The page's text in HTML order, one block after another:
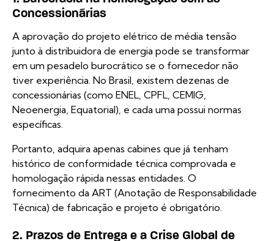
Concessionárias
A aprovação do projeto elétrico de média tensão
junto à distribuidora de energia pode se transformar
em um pesadelo burocrático se o fornecedor não
tiver experiência. No Brasil, existem dezenas de
concessionárias (como ENEL, CPFL, CEMIG,
Neoenergia, Equatorial), e cada uma possui normas
específicas.
Portanto, adquira apenas cabines que já tenham
histórico de conformidade técnica comprovada e
homologação rápida nessas entidades. O
fornecimento da ART (Anotação de Responsabilidade
Técnica) de fabricação e projeto é obrigatório.
2. Prazos de Entrega e a Crise Global de